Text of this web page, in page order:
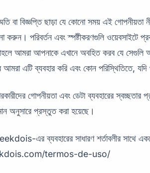
বা বিজ্ঞপ্তি ছাড়া যে কোনো সময় এই গোপনীয়তা
করুন। পরিবর্তন এবং স্পষ্টীকরণগুলি ওয়েবসাইটে
আমরা আপনাকে এখানে অবহিত করব যে
এটি ব্যবহার করি এবং কোন পরিস্থিতিতে,
গোপনীয়তা এবং ডেটা ব্যবহারের স্বচ্ছতার
অনুসারে প্রস্তুত করা হয়েছে।
এর ব্যবহারের সাধারণ শর্তাবলীর সাথে
termos-de-uso/